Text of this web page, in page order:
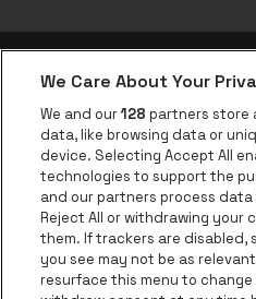
be•at
be•at
We Care About Your
We and our128 partners store
data, like browsing data or
device. Selecting Accept All
technologies to support the
and our partners process
Reject All or withdrawing your
them. If trackers are disabled,
you see may not be as
resurface this menu to